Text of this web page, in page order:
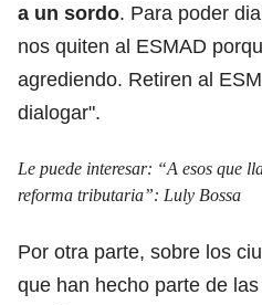
a un sordo. Para poder
nos quiten al ESMAD
agrediendo. Retiren al
dialogar".
Le puede interesar: “A esos que
reforma tributaria”: Luly Bossa
Por otra parte, sobre los
que han hecho parte de